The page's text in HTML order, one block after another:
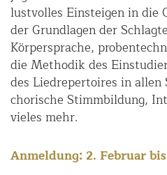
lustvolles Einsteigen in die
der Grundlagen der
Körpersprache,
die Methodik des
des Liedrepertoires in
chorische Stimmbildung,
vieles mehr.
Anmeldung: 2. Februar